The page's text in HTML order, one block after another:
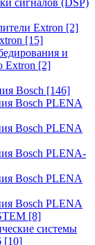
сигналов (DSP)
Extron [2]
[15]
и
Extron [2]
Bosch [146]
Bosch PLENA
Bosch PLENA
Bosch PLENA-
Bosch PLENA
Bosch PLENA
[8]
системы
[10]